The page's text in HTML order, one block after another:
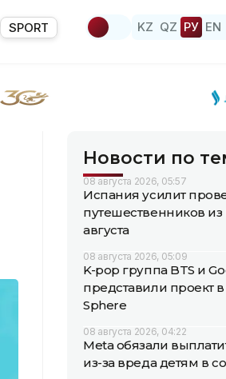
SPORT KZ QZ РУ EN
Новости по
08 августа 2026, 05:57
Испания усилит
путешественников из
августа
08 августа 2026, 05:09
K-pop группа BTS и
представили проект в
Sphere
08 августа 2026, 04:22
Meta обязали
из-за вреда детям в